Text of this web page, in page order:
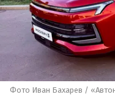
Фото Иван Бахарев /